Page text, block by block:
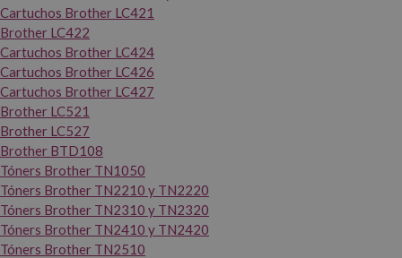
Cartuchos Brother LC421
Brother LC422
Cartuchos Brother LC424
Cartuchos Brother LC426
Cartuchos Brother LC427
Brother LC521
Brother LC527
Brother BTD108
Tóners Brother TN1050
Tóners Brother TN2210 y TN2220
Tóners Brother TN2310 y TN2320
Tóners Brother TN2410 y TN2420
Tóners Brother TN2510